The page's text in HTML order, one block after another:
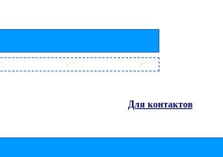
Для контактов